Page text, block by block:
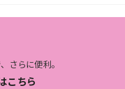
さらに便利。
こちら